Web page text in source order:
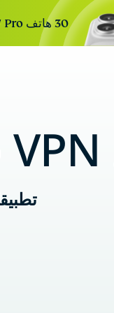
30 هاتف iPhone 17 Pro جديد. 30 يومًا. تسجيل واحد للدخول. السحب القادم خلال:
growing teams. Easy
to manage, built to
scale.